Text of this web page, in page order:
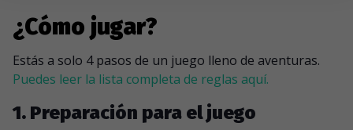
¿Cómo jugar?
Estás a solo 4 pasos de un juego lleno de aventuras.
Puedes leer la lista completa de reglas aquí.
1. Preparación para el juego